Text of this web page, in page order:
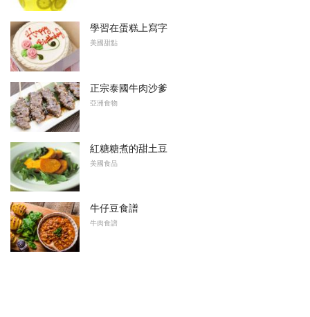
學習在蛋糕上寫字
美國甜點
正宗泰國牛肉沙爹
亞洲食物
紅糖糖煮的甜土豆
美國食品
牛仔豆食譜
牛肉食譜